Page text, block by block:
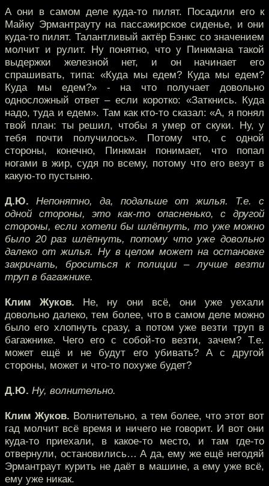
А они в самом деле куда-то пилят. Посадили его к
Майку Эрмантрауту на пассажирское сиденье, и они
куда-то пилят. Талантливый актёр Бэнкс со значением
молчит и рулит. Ну понятно, что у Пинкмана такой
выдержки железной нет, и он начинает его
спрашивать, типа: «Куда мы едем? Куда мы едем?
Куда мы едем?» - на что получает довольно
односложный ответ – если коротко: «Заткнись. Куда
надо, туда и едем». Там как кто-то сказал: «А, я понял
твой план: ты решил, чтобы я умер от скуки. Ну, у
тебя почти получилось». Потому что, с одной
стороны, конечно, Пинкман понимает, что попал
ногами в жир, судя по всему, потому что его везут в
какую-то пустыню.
Д.Ю. Непонятно, да, подальше от жилья. Т.е. с
одной стороны, это как-то опасненько, с другой
стороны, если хотели бы шлёпнуть, то уже можно
было 20 раз шлёпнуть, потому что уже довольно
далеко от жилья. Ну в целом может на остановке
закричать, броситься к полиции – лучше везти
труп в багажнике.
Клим Жуков. Не, ну они всё, они уже уехали
довольно далеко, тем более, что в самом деле можно
было его хлопнуть сразу, а потом уже везти труп в
багажнике. Чего его с собой-то везти, зачем? Т.е.
может ещё и не будут его убивать? А с другой
стороны, может и что-то похуже будет?
Д.Ю. Ну, волнительно.
Клим Жуков. Волнительно, а тем более, что этот вот
гад молчит всё время и ничего не говорит. И вот они
куда-то приехали, в какое-то место, и там где-то
отвернули, остановились… А да, ему же ещё негодяй
Эрмантраут курить не даёт в машине, а ему уже всё,
ему уже никак.